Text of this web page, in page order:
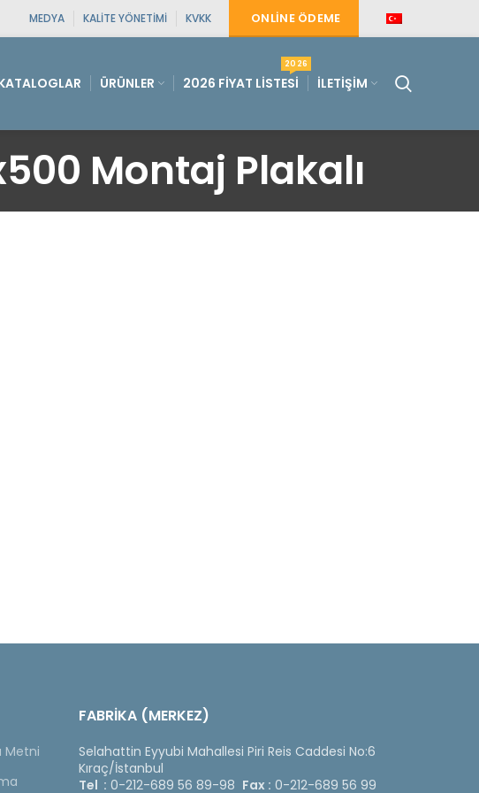
MEDYA KALITE YÖNETIMI KVKK ONLINE ÖDEME
ÜRÜNLER 2026 FIYAT LISTESI
2026
İLETIŞIM
Montaj Plakalı
Metni
FABRİKA (MERKEZ)
Selahattin Eyyubi Mahallesi Piri Reis Caddesi No:6
Kıraç/İstanbul
Tel : 0-212-689 56 89-98 Fax : 0-212-689 56 99